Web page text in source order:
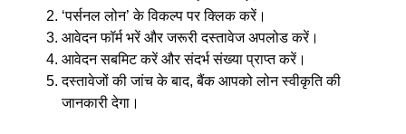
‘पर्सनल लोन’ के विकल्प पर क्लिक करें।
आवेदन फॉर्म भरें और जरूरी दस्तावेज अपलोड करें।
आवेदन सबमिट करें और संदर्भ संख्या प्राप्त करें।
दस्तावेजों की जांच के बाद, बैंक आपको लोन स्वीकृति की
जानकारी देगा।